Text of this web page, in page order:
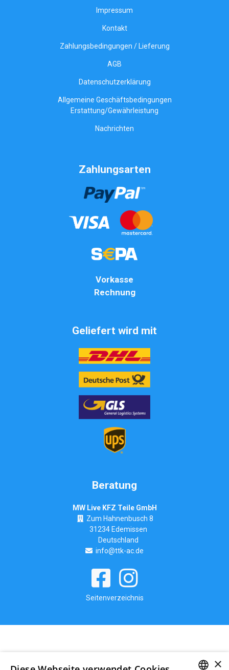
Impressum
Kontakt
Zahlungsbedingungen / Lieferung
AGB
Datenschutzerklärung
Allgemeine Geschäftsbedingungen
Erstattung/Gewährleistung
Nachrichten
Zahlungsarten
Vorkasse
Rechnung
Geliefert wird mit
Beratung
MW Live KFZ Teile GmbH
Zum Hahnenbusch 8
31234 Edemissen
Deutschland
info@ttk-ac.de
Seitenverzeichnis
×